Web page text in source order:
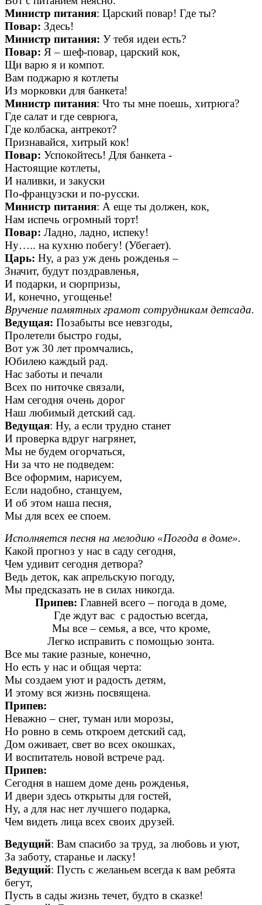
Министр питания: Царский повар! Где ты?
Повар: Здесь!
Министр питания: У тебя идеи есть?
Повар: Я – шеф-повар, царский кок,
Щи варю я и компот.
Вам поджарю я котлеты
Из морковки для банкета!
Министр питания: Что ты мне поешь, хитрюга?
Где салат и где севрюга,
Где колбаска, антрекот?
Признавайся, хитрый кок!
Повар: Успокойтесь! Для банкета -
Настоящие котлеты,
И наливки, и закуски
По-французски и по-русски.
Министр питания: А еще ты должен, кок,
Нам испечь огромный торт!
Повар: Ладно, ладно, испеку!
Ну….. на кухню побегу! (Убегает).
Царь: Ну, а раз уж день рожденья –
Значит, будут поздравленья,
И подарки, и сюрпризы,
И, конечно, угощенье!
Вручение памятных грамот сотрудникам детсада.
Ведущая: Позабыты все невзгоды,
Пролетели быстро годы,
Вот уж 30 лет промчались,
Юбилею каждый рад.
Нас заботы и печали
Всех по ниточке связали,
Нам сегодня очень дорог
Наш любимый детский сад.
Ведущая: Ну, а если трудно станет
И проверка вдруг нагрянет,
Мы не будем огорчаться,
Ни за что не подведем:
Все оформим, нарисуем,
Если надобно, станцуем,
И об этом наша песня,
Мы для всех ее споем.
Исполняется песня на мелодию «Погода в доме».
Какой прогноз у нас в саду сегодня,
Чем удивит сегодня детвора?
Ведь деток, как апрельскую погоду,
Мы предсказать не в силах никогда.
Припев: Главней всего – погода в доме,
Где ждут вас с радостью всегда,
Мы все – семья, а все, что кроме,
Легко исправить с помощью зонта.
Все мы такие разные, конечно,
Но есть у нас и общая черта:
Мы создаем уют и радость детям,
И этому вся жизнь посвящена.
Припев:
Неважно – снег, туман или морозы,
Но ровно в семь откроем детский сад,
Дом оживает, свет во всех окошках,
И воспитатель новой встрече рад.
Припев:
Сегодня в нашем доме день рожденья,
И двери здесь открыты для гостей,
Ну, а для нас нет лучшего подарка,
Чем видеть лица всех своих друзей.
Ведущий: Вам спасибо за труд, за любовь и уют,
За заботу, старанье и ласку!
Ведущий: Пусть с желаньем всегда к вам ребята
бегут,
Пусть в сады жизнь течет, будто в сказке!